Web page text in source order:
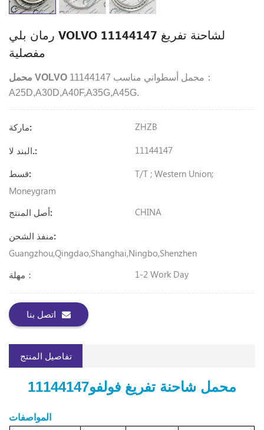
رمان بلي VOLVO 11144147 لشاحنة تفريغ
مفصلية
محمل VOLVO 11144147 محمل أسطواني مناسب：
A25D,A30D,A40F,A35G,A45G.
ماركة: ZHZB
البند لا.: 11144147
قسط:
T/T ; Western Union;
Moneygram
أصل المنتج:
CHINA
منفذ الشحن:
Guangzhou,Qingdao,Shanghai,Ningbo,Shenzhen
مهلة：
1-2 Work Day
اتصل بنا
تفاصيل المنتج
محمل شاحنة تفريغ فولفو11144147
المواصفات